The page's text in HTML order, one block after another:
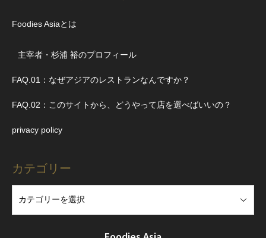
Foodies Asiaとは
主宰者・杉浦 裕のプロフィール
FAQ.01：なぜアジアのレストランなんですか？
FAQ.02：このサイトから、どうやって店を選べばいいの？
privacy policy
カテゴリー